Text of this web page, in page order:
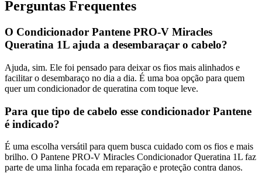
Perguntas Frequentes
O Condicionador Pantene PRO-V Miracles
Queratina 1L ajuda a desembaraçar o cabelo?
Ajuda, sim. Ele foi pensado para deixar os fios mais alinhados e
facilitar o desembaraço no dia a dia. É uma boa opção para quem
quer um condicionador de queratina com toque leve.
Para que tipo de cabelo esse condicionador Pantene
é indicado?
É uma escolha versátil para quem busca cuidado com os fios e mais
brilho. O Pantene PRO-V Miracles Condicionador Queratina 1L faz
parte de uma linha focada em reparação e proteção contra danos.